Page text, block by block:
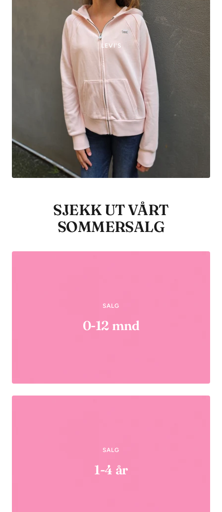
LEVI'S
SJEKK UT VÅRT
SOMMERSALG
SALG
0-12 mnd
SALG
1-4 år